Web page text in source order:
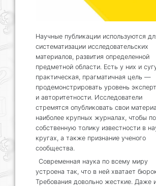
Научные публикации используются
систематизации исследовательских
материалов, развития определенной
предметной области. Есть у них и
практическая, прагматичная цель —
продемонстрировать уровень
и авторитетности. Исследователи
стремятся опубликовать свои
наиболее крупных журналах, чтобы
собственную толику известности в
кругах, а также признание ученого
сообщества.
Современная наука по всему миру
устроена так, что в ней хватает
Требования довольно жесткие. Даже